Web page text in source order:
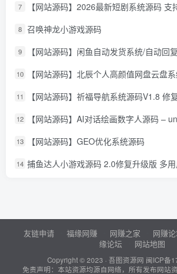
7 【网站源码】2026最新短剧系统源码 支持广告
8 召唤神龙小游戏源码
9 【网站源码】闲鱼自动发货系统/自动回复/
10 【网站源码】北辰个人高颜值网盘云盘
11 【网站源码】祈福导航系统源码V1.8 修
12 【网站源码】AI对话绘画数字人源码 –
13 【网站源码】GEO优化系统源码
14 捕鱼达人小游戏源码 2.0修复升级版 多
友链申请 福缘网赚 网赚之家 网赚
缘论坛
网站地图
Copyright © 2023 · 吾图资源网 闽ICP备
免责声明：本站资源均源自网络，所有发布网站